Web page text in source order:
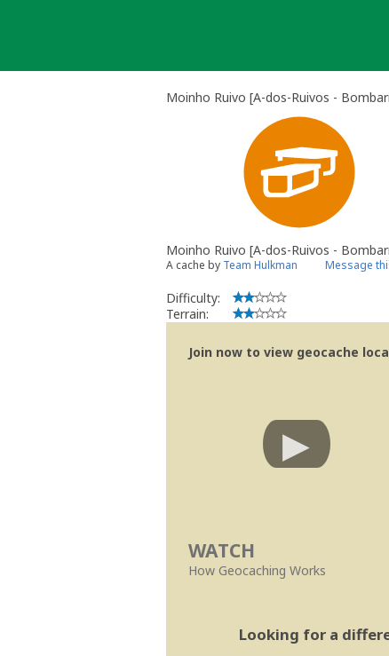
Moinho Ruivo [A-dos-Ruivos -
Moinho Ruivo [A-dos-Ruivos -
A cache by Team Hulkman Message
Difficulty:
Terrain:
Join now to view geocache
WATCH
How Geocaching Works
Looking for a